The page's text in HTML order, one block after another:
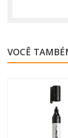
VOCÊ